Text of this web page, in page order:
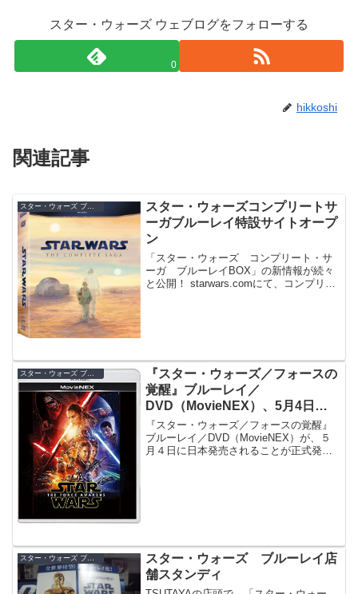
スター・ウォーズ ウェブログをフォローする
0
hikkoshi
関連記事
スター・ウォーズコンプリートサ
ーガブルーレイ特設サイトオープ
ン
「スター・ウォーズ コンプリート・サ
ーガ ブルーレイBOX」の新情報が続々
と公開！ starwars.comにて、コンプリー
『スター・ウォーズ／フォースの
覚醒』ブルーレイ／
DVD（MovieNEX）、5月4日に
日本発売決定！【流通限定特典総
まとめ】
『スター・ウォーズ／フォースの覚醒』
ブルーレイ／DVD（MovieNEX）が、５
月４日に日本発売されることが正式発表
スター・ウォーズ ブルーレイ／DVD
スター・ウォーズ ブルーレイ店
舗スタンディ